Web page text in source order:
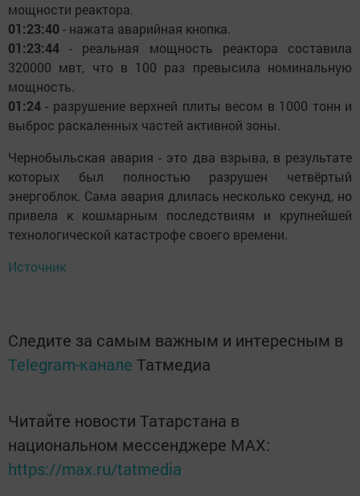
мощности реактора.
01:23:40- нажата аварийная кнопка.
01:23:44 - реальная мощность реактора составила
320000 мвт, что в 100 раз превысила номинальную
мощность.
01:24 - разрушение верхней плиты весом в 1000 тонн и
выброс раскаленных частей активной зоны.
Чернобыльская авария - это два взрыва, в результате
которых был полностью разрушен четвёртый
энергоблок. Сама авария длилась несколько секунд, но
привела к кошмарным последствиям и крупнейшей
технологической катастрофе своего времени.
Источник
Следите за самым важным и интересным в
Telegram-канале Татмедиа
Читайте новости Татарстана в
национальном мессенджере MАХ:
https://max.ru/tatmedia